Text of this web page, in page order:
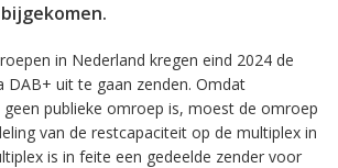
in Nederland kregen eind 2024 de
DAB+ uit te gaan zenden. Omdat
publieke omroep is, moest de omroep
van de restcapaciteit op de multiplex in
is in feite een gedeelde zender voor